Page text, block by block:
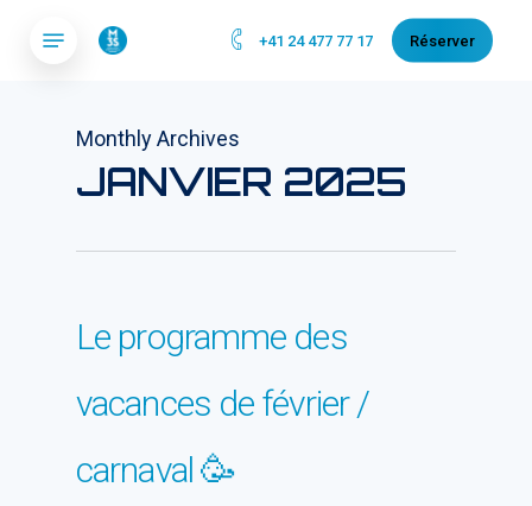
Menu +41 24 477 77 17 Réserver
Monthly Archives
JANVIER 2025
Le programme des
vacances de février /
carnaval 🥳